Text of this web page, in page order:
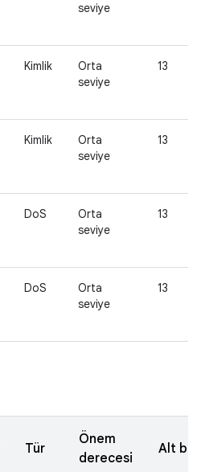
seviye
Kimlik
Orta
seviye
13
Kimlik
Orta
seviye
13
DoS
Orta
seviye
13
DoS
Orta
seviye
13
Tür
Önem
derecesi
Alt